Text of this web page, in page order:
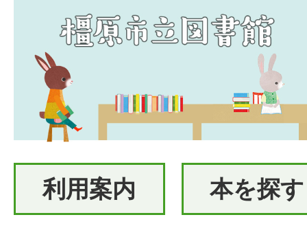
橿原市立図書館
利用案内 本を探す